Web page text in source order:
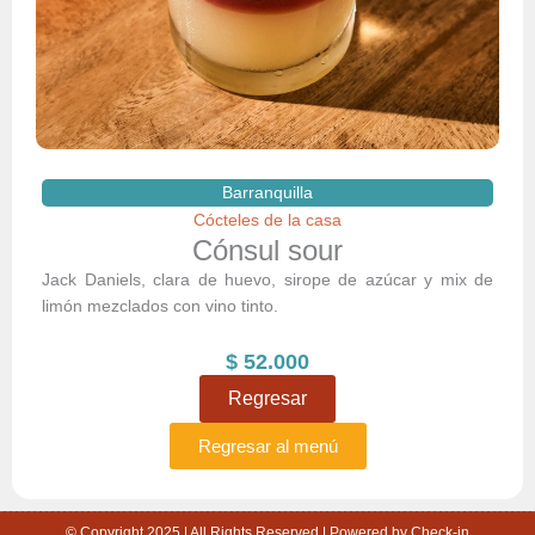
Barranquilla
Cócteles de la casa
Cónsul sour
Jack Daniels, clara de huevo, sirope de azúcar y mix de
limón mezclados con vino tinto.
$ 52.000
Regresar
Regresar al menú